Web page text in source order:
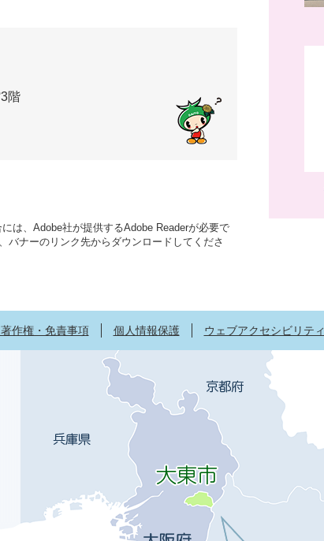
階
は、Adobe社が提供するAdobe Readerが必要で
バナーのリンク先からダウンロードしてくださ
作権・免責事項 個人情報保護 ウェブアクセシビリティ